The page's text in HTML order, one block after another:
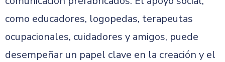
como educadores, logopedas, terapeutas
ocupacionales, cuidadores y amigos, puede
desempeñar un papel clave en la creación y el